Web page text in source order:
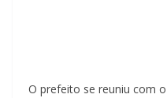
O prefeito se reuniu com